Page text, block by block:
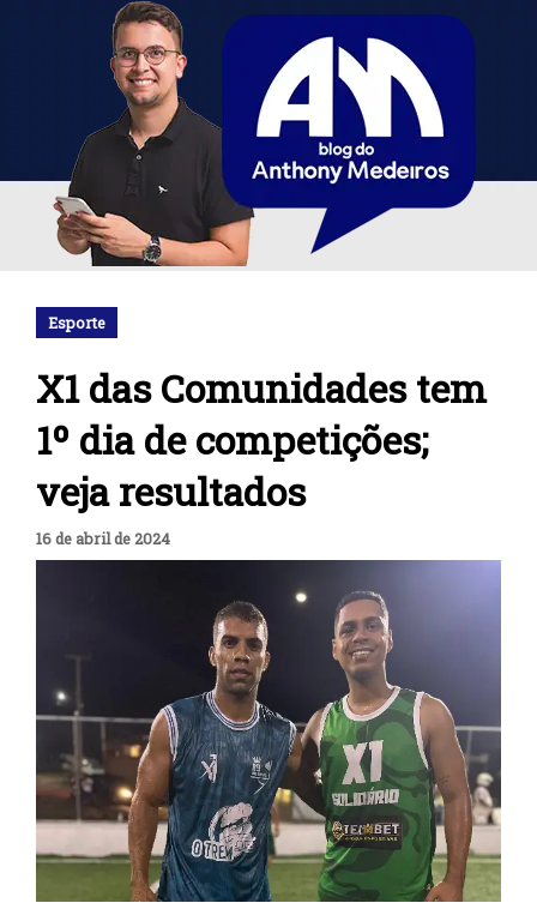
Esporte
X1 das Comunidades tem
1º dia de competições;
veja resultados
16 de abril de 2024